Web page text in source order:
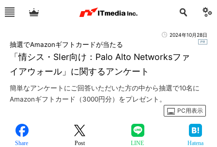
2024年10月28日
「情シス・SIer向け：Palo Alto Networksファ
イアウォール」に関するアンケート
抽選でAmazonギフトカードが当たる
簡単なアンケートにご回答いただいた方の中から抽選で10名に
Amazonギフトカード（3000円分）をプレゼント。
PC用表示
Share Post LINE Hatena